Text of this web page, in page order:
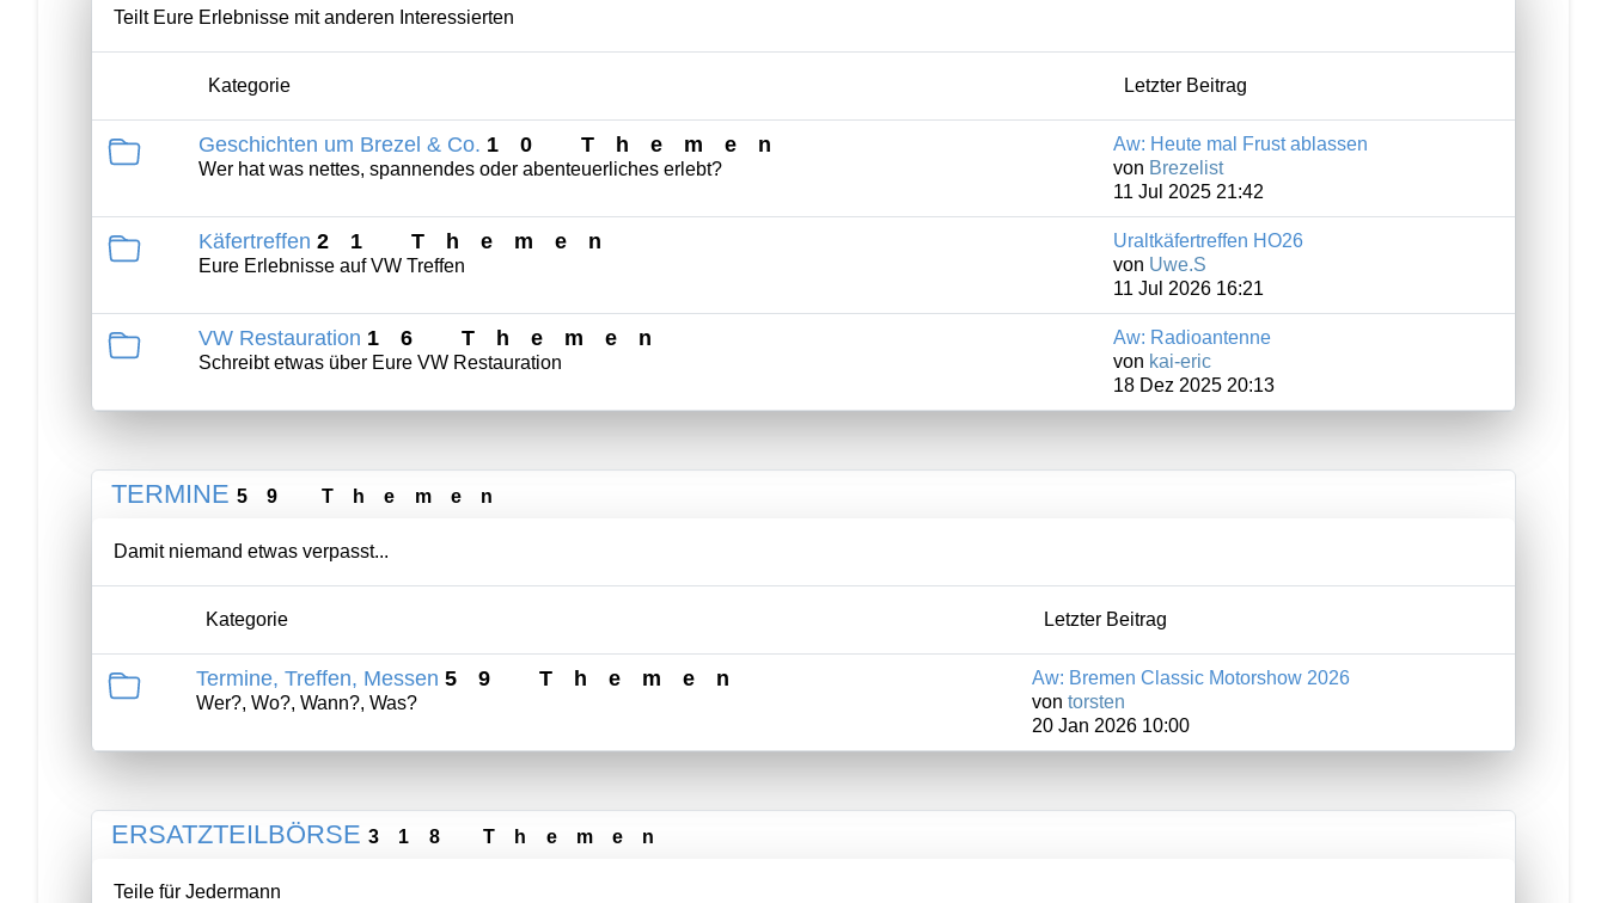
Teilt Eure Erlebnisse mit anderen Interessierten
Kategorie Letzter Beitrag
Geschichten um Brezel & Co. 10 Themen
Wer hat was nettes, spannendes oder abenteuerliches erlebt?
Aw: Heute mal Frust ablassen
von Brezelist
11 Jul 2025 21:42
Käfertreffen 21 Themen
Eure Erlebnisse auf VW Treffen
Uraltkäfertreffen HO26
von Uwe.S
11 Jul 2026 16:21
VW Restauration 16 Themen
Schreibt etwas über Eure VW Restauration
Aw: Radioantenne
von kai-eric
18 Dez 2025 20:13
TERMINE 59 Themen
Damit niemand etwas verpasst...
Kategorie Letzter Beitrag
Termine, Treffen, Messen 59 Themen
Wer?, Wo?, Wann?, Was?
Aw: Bremen Classic Motorshow 2026
von torsten
20 Jan 2026 10:00
ERSATZTEILBÖRSE 318 Themen
Teile für Jedermann